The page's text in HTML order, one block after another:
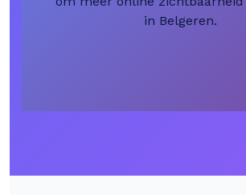
in Belgeren.